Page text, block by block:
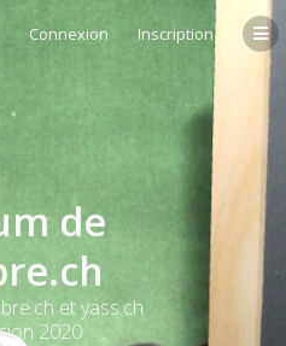
Connexion Inscription
de
et yass.ch
2020